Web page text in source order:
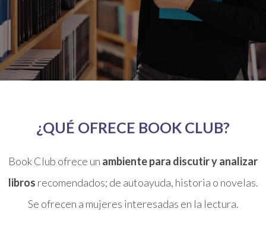
¿QUÉ OFRECE BOOK CLUB?
Book Club ofrece un ambiente para discutir y analizar
libros recomendados; de autoayuda, historia o novelas.
Se ofrecen a mujeres interesadas en la lectura.